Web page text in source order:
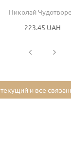
Николай
223.45 UAH
и все